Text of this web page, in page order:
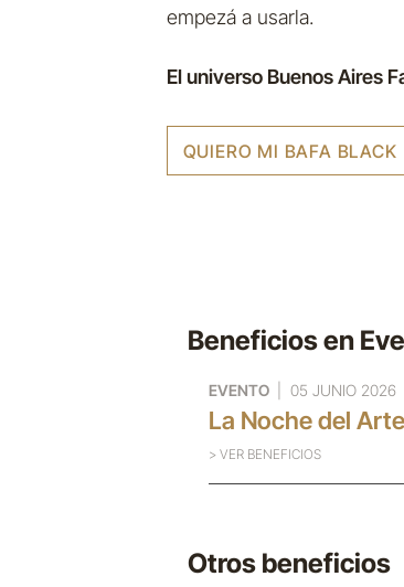
empezá a usarla.
El universo Buenos Aires
QUIERO MI BAFA BLACK
Beneficios en
EVENTO | 05 JUNIO 2026
La Noche del
> VER BENEFICIOS
Otros beneficios